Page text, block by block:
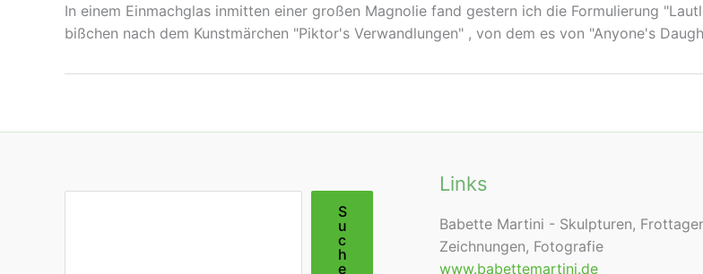
In einem Einmachglas inmitten einer großen Magnolie fand gestern ich die Formulierung
bißchen nach dem Kunstmärchen "Piktor's Verwandlungen" , von dem es von "Anyone's
S
u
c
h
e
Links
Babette Martini - Skulpturen,
Zeichnungen, Fotografie
www.babettemartini.de